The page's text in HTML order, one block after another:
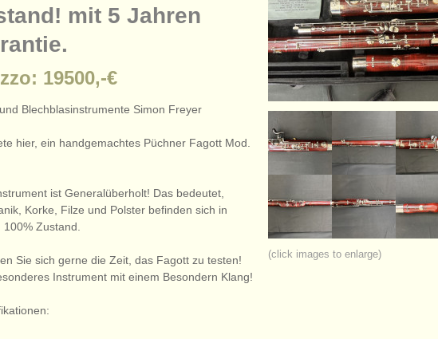
(click images to enlarge)
mit 5 Jahren
19500,-€
Blechblasinstrumente Simon Freyer
hier, ein handgemachtes Püchner Fagott Mod.
ist Generalüberholt! Das bedeutet,
Korke, Filze und Polster befinden sich in
100% Zustand.
Sie sich gerne die Zeit, das Fagott zu testen!
Instrument mit einem Besondern Klang!